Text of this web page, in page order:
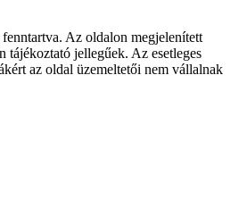
Az oldalon megjelenített
tájékoztató jellegűek. Az esetleges
az oldal üzemeltetői nem vállalnak